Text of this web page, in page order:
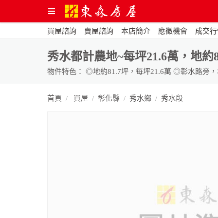
買屋諮詢 賣屋諮詢 本店簡介 應徵機會 成交
秀水都計農地~每坪21.6萬，地
首頁 買屋 彰化縣 秀水鄉 秀水段